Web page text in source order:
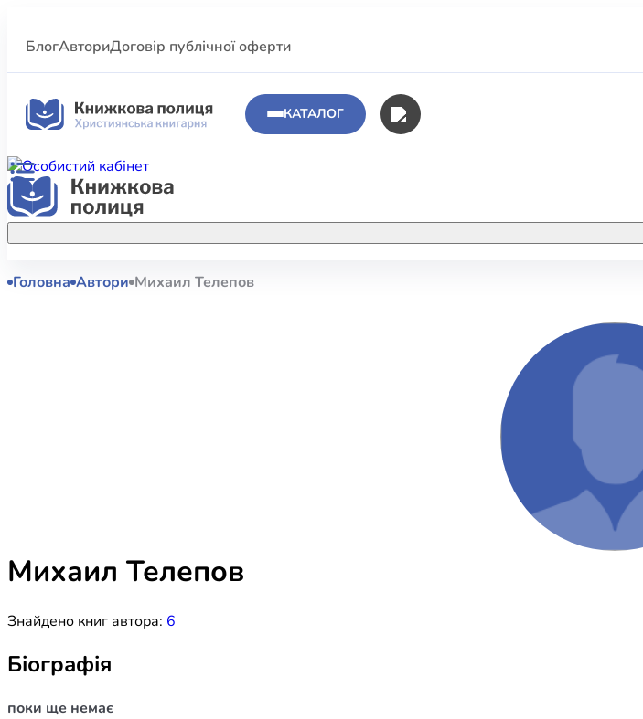
БлогАвториДоговір публічної оферти
КАТАЛОГ
Акційні пропозиції
КНИГИ
Біблійне консультування
Головна Автори Михаил Телепов
Михаил Телепов
Знайдено книг автора: 6
Біографія
поки ще немає